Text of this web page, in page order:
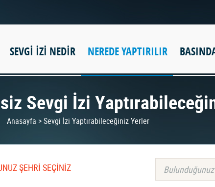
SEVGİ İZİ NEDİR NEREDE YAPTIRILIR
Sevgi İzi
Anasayfa > Sevgi İzi Yaptırabileceğiniz Yerler
ŞEHRİ SEÇİNİZ